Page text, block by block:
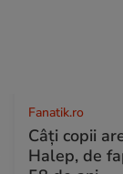
Fanatik.ro
Câți copii
Halep, de